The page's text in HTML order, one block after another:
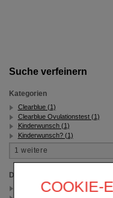
COOKIE-
Suche verfeinern
Kategorien
Clearblue (1)
Clearblue Ovulationstest (1)
Kinderwunsch (1)
Kinderwunsch? (1)
Darreichungsform